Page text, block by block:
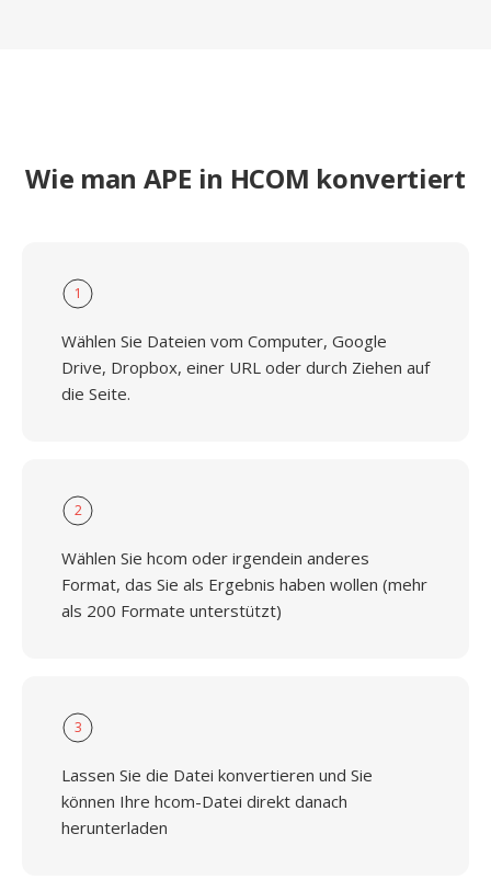
Wie man APE in HCOM konvertiert
1
Wählen Sie Dateien vom Computer, Google
Drive, Dropbox, einer URL oder durch Ziehen auf
die Seite.
2
Wählen Sie hcom oder irgendein anderes
Format, das Sie als Ergebnis haben wollen (mehr
als 200 Formate unterstützt)
3
Lassen Sie die Datei konvertieren und Sie
können Ihre hcom-Datei direkt danach
herunterladen